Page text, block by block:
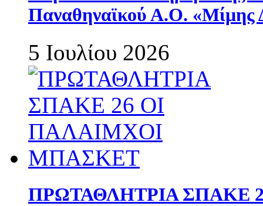
Παναθηναϊκού Α.Ο. «Μίμης
5 Ιουλίου 2026
ΠΡΩΤΑΘΛΗΤΡΙΑ ΣΠΑΚΕ